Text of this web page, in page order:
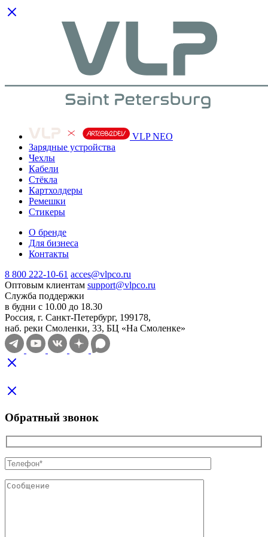
VLP NEO
Зарядные устройства
Чехлы
Кабели
Cтёкла
Картхолдеры
Ремешки
Стикеры
О бренде
Для бизнеса
Контакты
8 800 222-10-61 acces@vlpco.ru
Оптовым клиентам support@vlpco.ru
Служба поддержки
в будни с 10.00 до 18.30
Россия, г. Санкт-Петербург, 199178,
наб. реки Смоленки, 33, БЦ «На Смоленке»
Обратный звонок